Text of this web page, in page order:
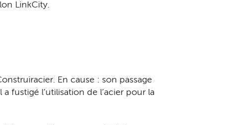
LinkCity.
En cause : son passage
fustigé l’utilisation de l’acier pour la